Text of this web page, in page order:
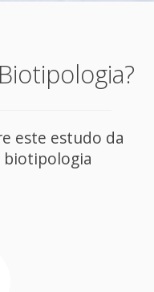
este estudo da
biotipologia